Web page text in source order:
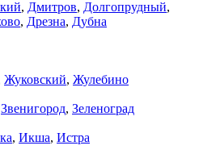
, Дмитров, Долгопрудный,
, Дрезна, Дубна
Жуковский, Жулебино
Звенигород, Зеленоград
, Икша, Истра